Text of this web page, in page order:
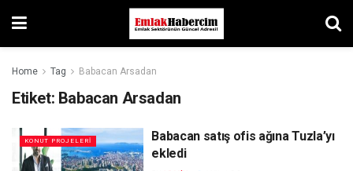
Home Tag Babacan Arsadan
Etiket: Babacan Arsadan
KONUT PROJELERI
Babacan satış ofis ağına Tuzla’yı
ekledi